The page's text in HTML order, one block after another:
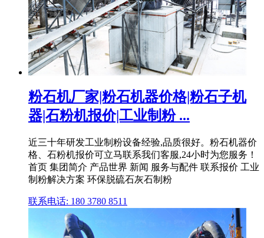
粉石机厂家|粉石机器价格|粉石子机
器|石粉机报价|工业制粉 ...
近三十年研发工业制粉设备经验,品质很好。粉石机器价
格、石粉机报价可立马联系我们客服,24小时为您服务！
首页 集团简介 产品世界 新闻 服务与配件 联系报价 工业
制粉解决方案 环保脱硫石灰石制粉
联系电话: 180 3780 8511